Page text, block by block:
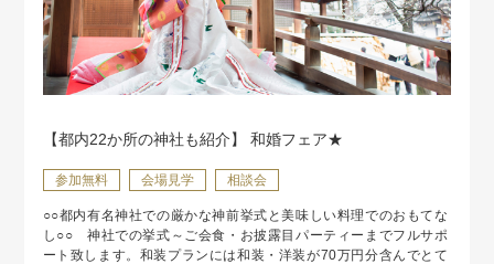
【都内22か所の神社も紹介】 和婚フェア★
参加無料 会場見学 相談会
○○都内有名神社での厳かな神前挙式と美味しい料理でのおもてな
し○○ 神社での挙式～ご会食・お披露目パーティーまでフルサポ
ート致します。和装プランには和装・洋装が70万円分含んでとて